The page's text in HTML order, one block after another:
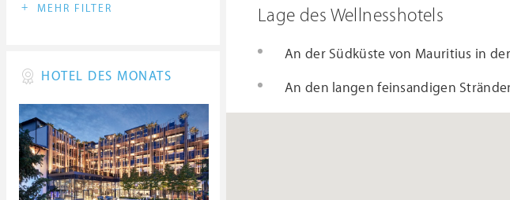
Lage des Wellnesshotels
An der Südküste von Mauritius in
An den langen feinsandigen
+ MEHR FILTER
HOTEL DES MONATS